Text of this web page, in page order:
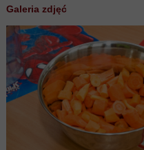
Galeria zdjęć